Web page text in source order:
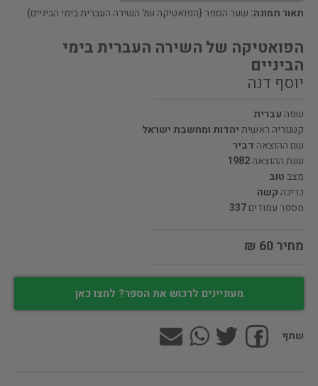
תאור תמונה: שער הספר {הפואטיקה של השירה העברית בימי הביניים}
הפואטיקה של השירה העברית בימי
הביניים
יוסף דנה
שפה עברית
קטגוריה ראשיתיהדות ומחשבת ישראל
שם ההוצאה דביר
שנת ההוצאה1982
מצבטוב
כריכה קשה
מספר עמודים337
מחיר 60 ₪
מעוניינים לרכוש את הספר? לחצו כאן
שתף